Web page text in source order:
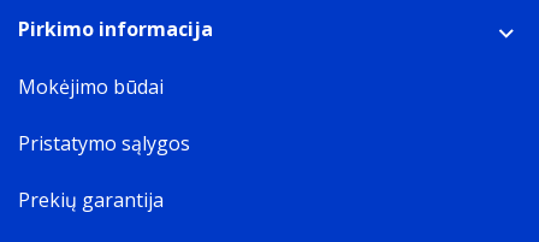
Pirkimo informacija
Mokėjimo būdai
Pristatymo sąlygos
Prekių garantija